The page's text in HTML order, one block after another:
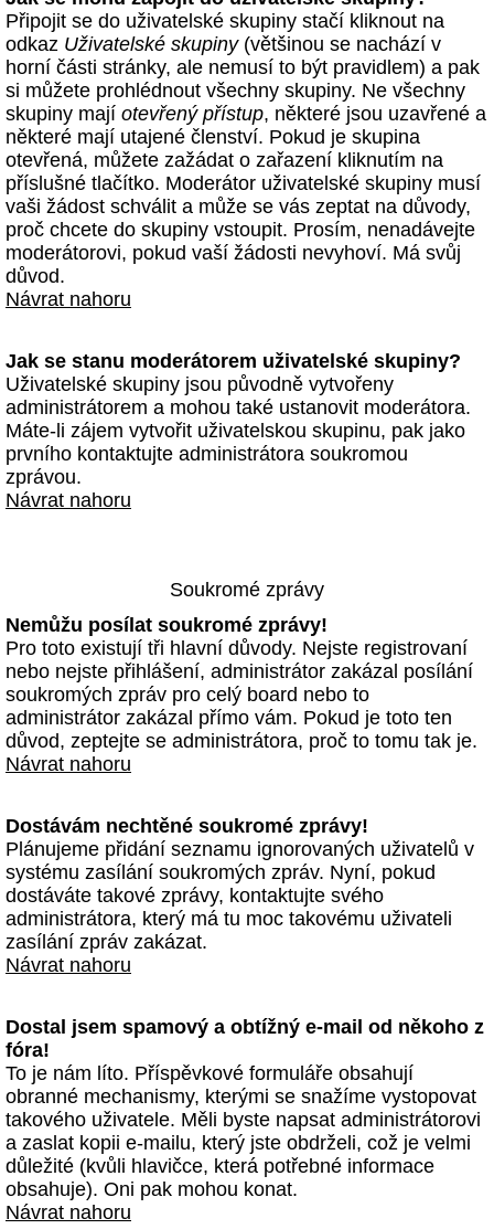
Připojit se do uživatelské skupiny stačí kliknout na
odkaz Uživatelské skupiny(většinou se nachází v
horní části stránky, ale nemusí to být pravidlem) a pak
si můžete prohlédnout všechny skupiny. Ne všechny
skupiny mají otevřený přístup, některé jsou uzavřené a
některé mají utajené členství. Pokud je skupina
otevřená, můžete zažádat o zařazení kliknutím na
příslušné tlačítko. Moderátor uživatelské skupiny musí
vaši žádost schválit a může se vás zeptat na důvody,
proč chcete do skupiny vstoupit. Prosím, nenadávejte
moderátorovi, pokud vaší žádosti nevyhoví. Má svůj
důvod.
Návrat nahoru
Jak se stanu moderátorem uživatelské skupiny?
Uživatelské skupiny jsou původně vytvořeny
administrátorem a mohou také ustanovit moderátora.
Máte-li zájem vytvořit uživatelskou skupinu, pak jako
prvního kontaktujte administrátora soukromou
zprávou.
Návrat nahoru
Soukromé zprávy
Nemůžu posílat soukromé zprávy!
Pro toto existují tři hlavní důvody. Nejste registrovaní
nebo nejste přihlášení, administrátor zakázal posílání
soukromých zpráv pro celý board nebo to
administrátor zakázal přímo vám. Pokud je toto ten
důvod, zeptejte se administrátora, proč to tomu tak je.
Návrat nahoru
Dostávám nechtěné soukromé zprávy!
Plánujeme přidání seznamu ignorovaných uživatelů v
systému zasílání soukromých zpráv. Nyní, pokud
dostáváte takové zprávy, kontaktujte svého
administrátora, který má tu moc takovému uživateli
zasílání zpráv zakázat.
Návrat nahoru
Dostal jsem spamový a obtížný e-mail od někoho z
fóra!
To je nám líto. Příspěvkové formuláře obsahují
obranné mechanismy, kterými se snažíme vystopovat
takového uživatele. Měli byste napsat administrátorovi
a zaslat kopii e-mailu, který jste obdrželi, což je velmi
důležité (kvůli hlavičce, která potřebné informace
obsahuje). Oni pak mohou konat.
Návrat nahoru